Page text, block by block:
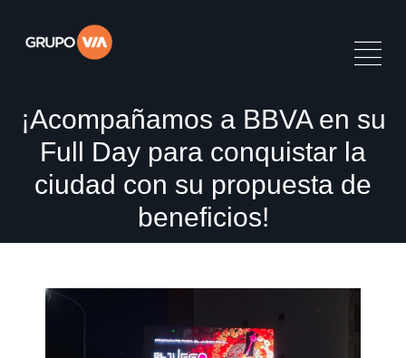
¡Acompañamos a BBVA en su
Full Day para conquistar la
ciudad con su propuesta de
beneficios!